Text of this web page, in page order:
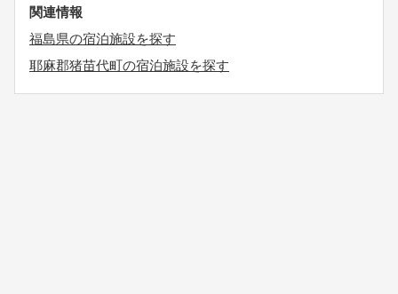
関連情報
福島県の宿泊施設を探す
耶麻郡猪苗代町の宿泊施設を探す